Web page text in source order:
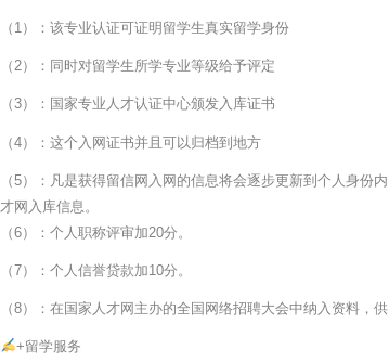
（1）：该专业认证可证明留学生真实留学身份
（2）：同时对留学生所学专业等级给予评定
（3）：国家专业人才认证中心颁发入库证书
（4）：这个入网证书并且可以归档到地方
（5）：凡是获得留信网入网的信息将会逐步更新到个人身份
才网入库信息。
（6）：个人职称评审加20分。
（7）：个人信誉贷款加10分。
（8）：在国家人才网主办的全国网络招聘大会中纳入资料，
+留学服务